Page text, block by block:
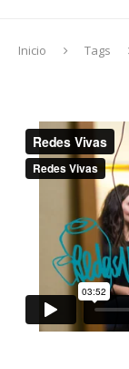
Inicio Tags